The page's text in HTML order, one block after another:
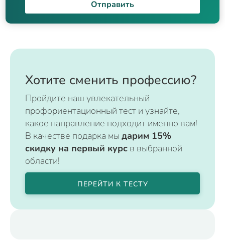
Отправить
Хотите сменить профессию?
Пройдите наш увлекательный
профориентационный тест и узнайте,
какое направление подходит именно вам!
В качестве подарка мы дарим 15%
скидку на первый курс в выбранной
области!
ПЕРЕЙТИ К ТЕСТУ